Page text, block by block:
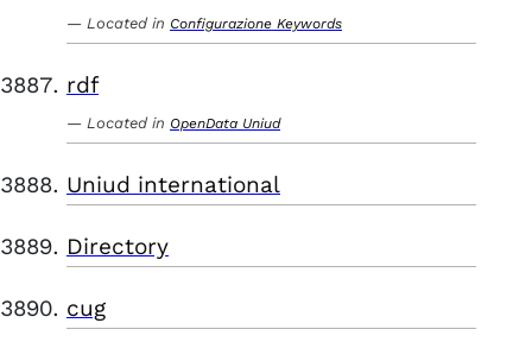
Located in Configurazione Keywords
rdf
Located in OpenData Uniud
Uniud international
Directory
cug